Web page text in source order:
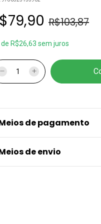
R$103,87
de R$26,63 sem juros
de pagamento
de envio